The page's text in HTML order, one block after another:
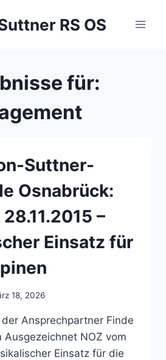
RS OS
für:
Suttner-
Osnabrück:
–
Einsatz für
18, 2026
Ansprechpartner Finde
Ausgezeichnet NOZ vom
Einsatz für die